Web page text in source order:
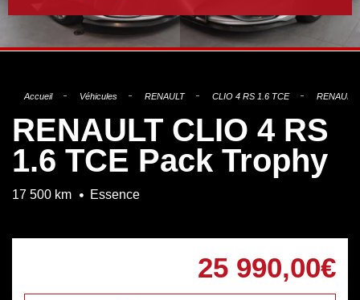
Accueil Véhicules RENAULT CLIO 4 RS 1.6 TCE RENAULT
RENAULT CLIO 4 RS
1.6 TCE Pack Trophy
17 500 km Essence
25 990,00€